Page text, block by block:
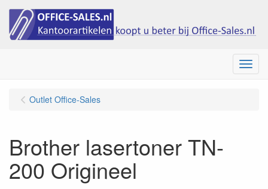
Menu
Outlet Office-Sales
Brother lasertoner TN-
200 Origineel